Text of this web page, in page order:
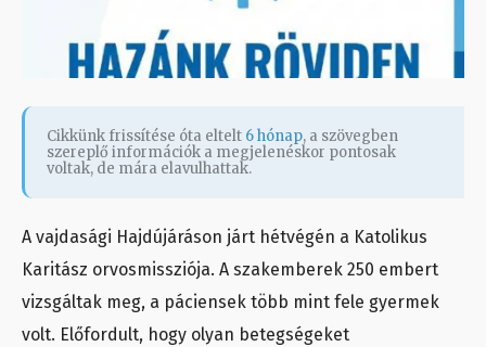
Cikkünk frissítése óta eltelt 6 hónap, a szövegben
szereplő információk a megjelenéskor pontosak
voltak, de mára elavulhattak.
A vajdasági Hajdújáráson járt hétvégén a Katolikus
Karitász orvosmissziója. A szakemberek 250 embert
vizsgáltak meg, a páciensek több mint fele gyermek
volt. Előfordult, hogy olyan betegségeket